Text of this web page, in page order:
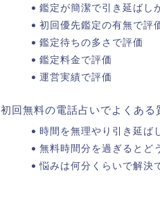
鑑定が簡潔で引き延ばし
初回優先鑑定の有無で評
鑑定待ちの多さで評価
鑑定料金で評価
運営実績で評価
初回無料の電話占いでよくある
時間を無理やり引き延ば
無料時間分を過ぎるとど
悩みは何分くらいで解決